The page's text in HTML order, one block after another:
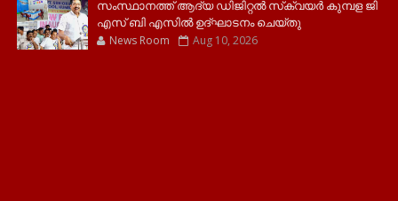
സംസ്ഥാനത്ത് ആദ്യ ഡിജിറ്റല്‍ സ്‌ക്വയര്‍ കുമ്പള ജി
എസ് ബി എസില്‍ ഉദ്ഘാടനം ചെയ്തു
News Room Aug 10, 2026